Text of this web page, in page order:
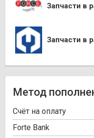
Запчасти в
Запчасти в
Метод
Cчёт на оплату
Forte Bank